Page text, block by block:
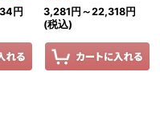
円
3,281円 ～22,318円
(税込)